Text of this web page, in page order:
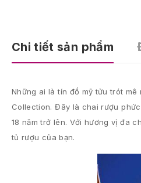
Chi tiết sản phẩm
Những ai là tín đồ mỹ tửu trót mê
Collection. Đây là chai rượu
18 năm trở lên. Với hương vị đa
tủ rượu của bạn.